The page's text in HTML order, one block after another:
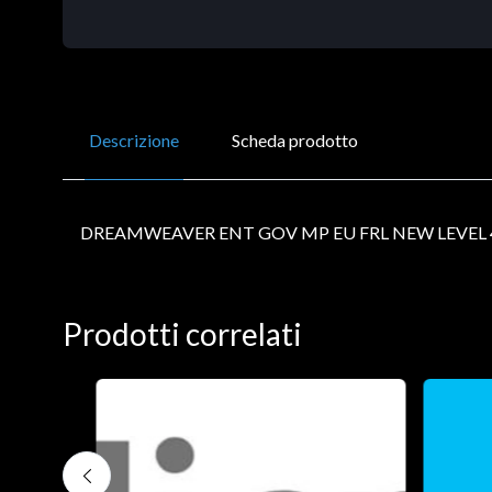
Descrizione Scheda prodotto
DREAMWEAVER ENT GOV MP EU FRL NEW LEVEL
Prodotti correlati